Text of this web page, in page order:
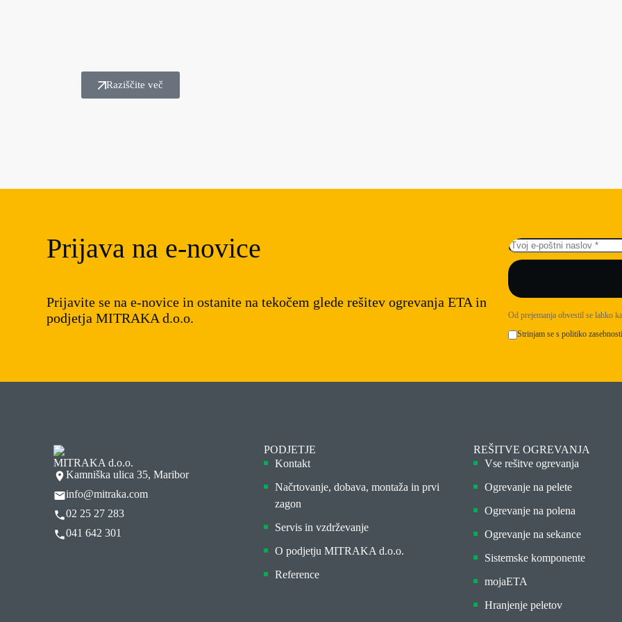
Raziščite več
Prijava na e-novice
Prijavite se na e-novice in ostanite na tekočem glede rešitev ogrevanja ETA in
podjetja MITRAKA d.o.o.
Od prejemanja obvestil se lahko
Strinjam se s politiko
MITRAKA d.o.o.
Kamniška ulica 35, Maribor
info@mitraka.com
02 25 27 283
041 642 301
PODJETJE
Kontakt
Načrtovanje, dobava, montaža in prvi
zagon
Servis in vzdrževanje
O podjetju MITRAKA d.o.o.
Reference
REŠITVE OGREVANJA
Vse rešitve ogrevanja
Ogrevanje na pelete
Ogrevanje na polena
Ogrevanje na sekance
Sistemske komponente
mojaETA
Hranjenje peletov